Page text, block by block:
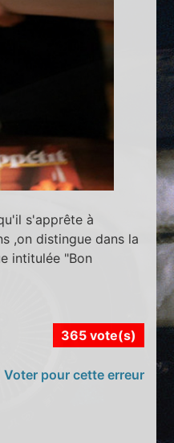
s'apprête à
,on distingue dans la
intitulée "Bon
365 vote(s)
Voter pour cette erreur